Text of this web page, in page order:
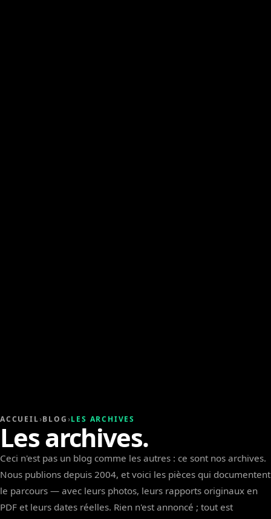
ACCUEIL›BLOG ›LES ARCHIVES
Les archives.
Ceci n'est pas un blog comme les autres : ce sont nos archives.
Nous publions depuis 2004, et voici les pièces qui documentent
le parcours — avec leurs photos, leurs rapports originaux en
PDF et leurs dates réelles. Rien n'est annoncé ; tout est